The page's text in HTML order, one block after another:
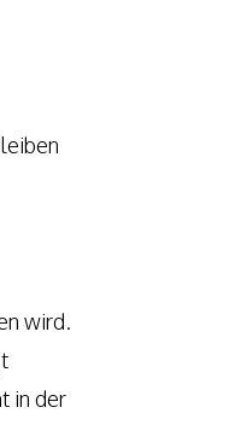
wird.
in der